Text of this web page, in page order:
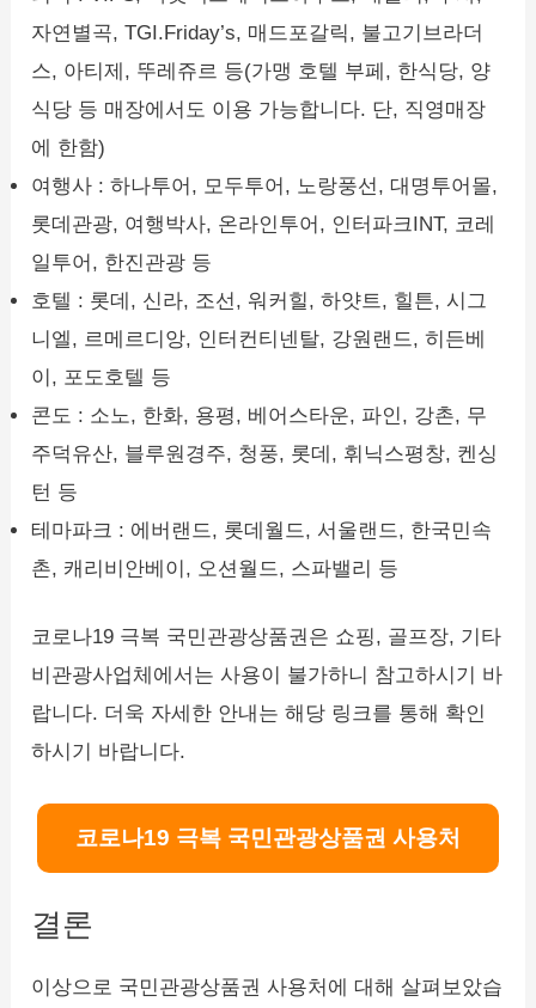
자연별곡, TGI.Friday’s, 매드포갈릭, 불고기브라더
스, 아티제, 뚜레쥬르 등(가맹 호텔 부페, 한식당, 양
식당 등 매장에서도 이용 가능합니다. 단, 직영매장
에 한함)
여행사 : 하나투어, 모두투어, 노랑풍선, 대명투어몰,
롯데관광, 여행박사, 온라인투어, 인터파크INT, 코레
일투어, 한진관광 등
호텔 : 롯데, 신라, 조선, 워커힐, 하얏트, 힐튼, 시그
니엘, 르메르디앙, 인터컨티넨탈, 강원랜드, 히든베
이, 포도호텔 등
콘도 : 소노, 한화, 용평, 베어스타운, 파인, 강촌, 무
주덕유산, 블루원경주, 청풍, 롯데, 휘닉스평창, 켄싱
턴 등
테마파크 : 에버랜드, 롯데월드, 서울랜드, 한국민속
촌, 캐리비안베이, 오션월드, 스파밸리 등
코로나19 극복 국민관광상품권은 쇼핑, 골프장, 기타
비관광사업체에서는 사용이 불가하니 참고하시기 바
랍니다. 더욱 자세한 안내는 해당 링크를 통해 확인
하시기 바랍니다.
코로나19 극복 국민관광상품권 사용처
결론
이상으로 국민관광상품권 사용처에 대해 살펴보았습